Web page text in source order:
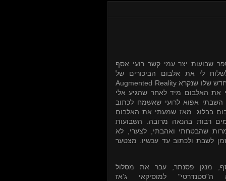
שבועות יצר עמי קשר רועי אסף
לי את אלבום הביכורים של
שלו שנקראAugmented Reality
את האלבום מיד לאחר שהגיע אלי
השבתי אפוא לרועי שאשמח לכתוב
בבלוג. מאז שמעתי את האלבום
רבות בהנאה מרובה. השבועות
שהבטחתי ואהבתי, לצערי, לא
לשבת ולכתוב עד עכשיו. מצטער
מנגן פסנתר, עבר את מסלול
ה"סטנדרטי" למוסיקאי ג'אז